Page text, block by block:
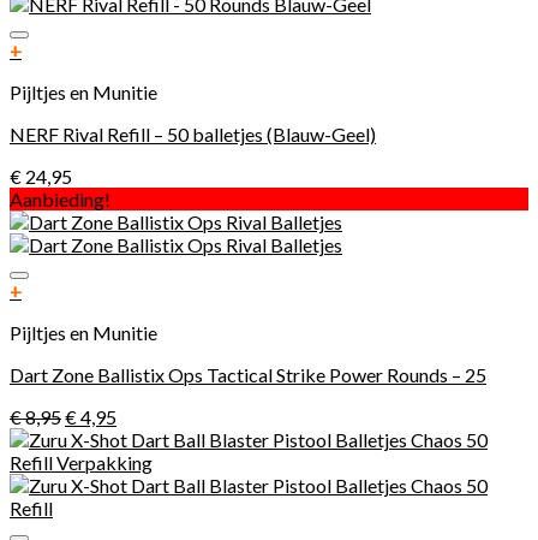
+
Pijltjes en Munitie
NERF Rival Refill – 50 balletjes (Blauw-Geel)
€ 24,95
Aanbieding!
+
Pijltjes en Munitie
Dart Zone Ballistix Ops Tactical Strike Power Rounds – 25
€8,95€4,95